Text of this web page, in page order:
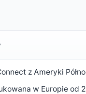
z Ameryki
w Europie od